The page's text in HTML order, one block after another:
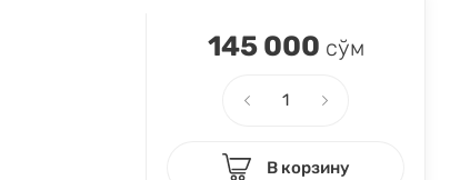
145 000 сўм
В корзину